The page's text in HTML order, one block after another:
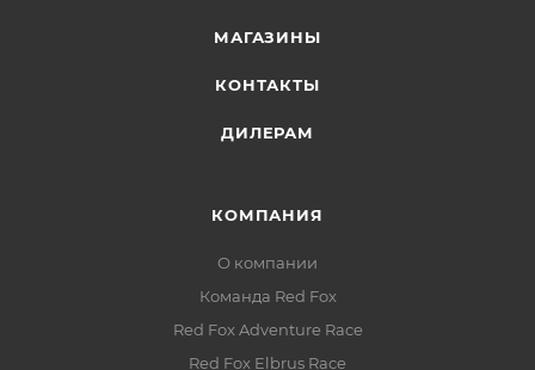
МАГАЗИНЫ
КОНТАКТЫ
ДИЛЕРАМ
КОМПАНИЯ
О компании
Команда Red Fox
Red Fox Adventure Race
Red Fox Elbrus Race